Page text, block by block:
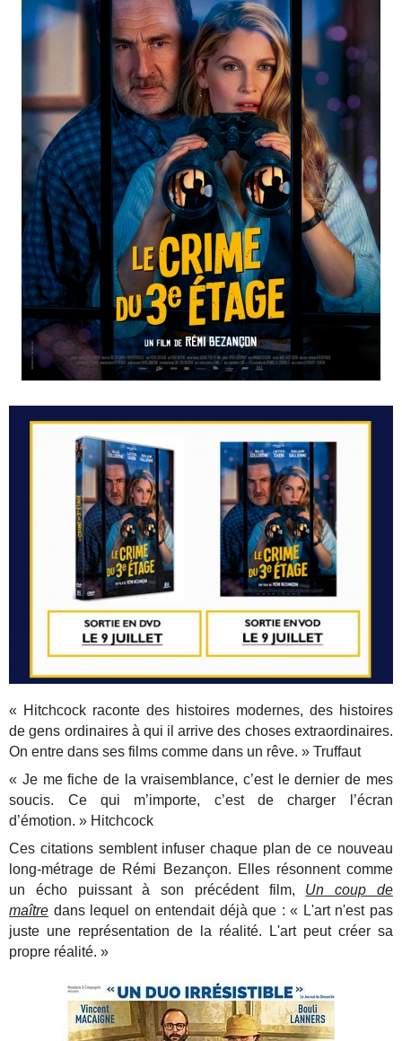
« Hitchcock raconte des histoires modernes, des histoires
de gens ordinaires à qui il arrive des choses extraordinaires.
On entre dans ses films comme dans un rêve. » Truffaut
« Je me fiche de la vraisemblance, c’est le dernier de mes
soucis. Ce qui m’importe, c’est de charger l’écran
d’émotion. » Hitchcock
Ces citations semblent infuser chaque plan de ce nouveau
long-métrage de Rémi Bezançon. Elles résonnent comme
un écho puissant à son précédent film, Un coup de
maître dans lequel on entendait déjà que : « L'art n'est pas
juste une représentation de la réalité. L'art peut créer sa
propre réalité. »